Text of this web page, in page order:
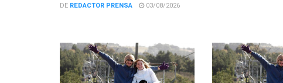
DE REDACTOR PRENSA 03/08/2026